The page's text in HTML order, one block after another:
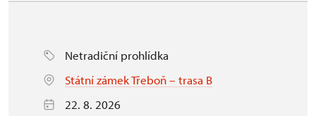
Netradiční prohlídka
Státní zámek Třeboň – trasa B
22. 8. 2026